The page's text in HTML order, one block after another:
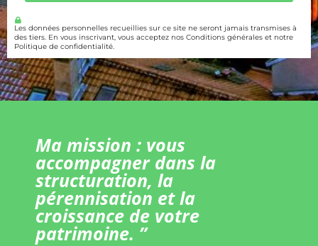
Les données personnelles recueillies sur ce site ne seront jamais transmises à
des tiers. En vous inscrivant, vous acceptez nos Conditions générales et notre
Politique de confidentialité.
Ma mission : vous
accompagner dans la
structuration, la
pérennisation et la
croissance de votre
patrimoine. ”